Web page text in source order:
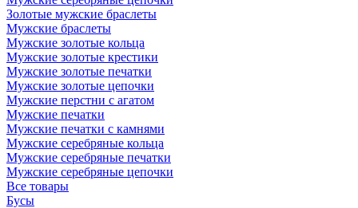
Золотые мужские браслеты
Мужские браслеты
Мужские золотые кольца
Мужские золотые крестики
Мужские золотые печатки
Мужские золотые цепочки
Мужские перстни с агатом
Мужские печатки
Мужские печатки с камнями
Мужские серебряные кольца
Мужские серебряные печатки
Мужские серебряные цепочки
Все товары
Бусы